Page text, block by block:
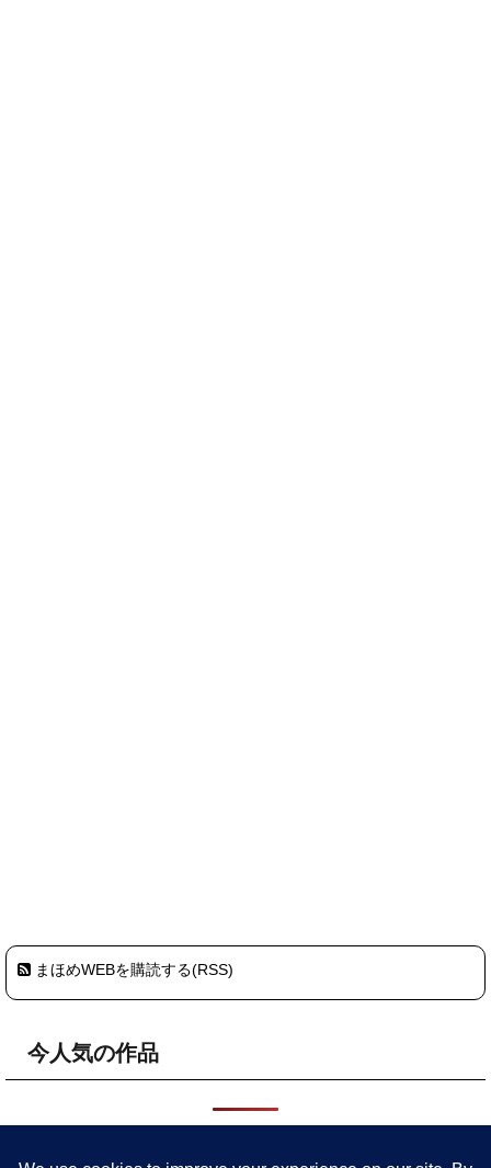
まほめWEBを購読する(RSS)
今人気の作品